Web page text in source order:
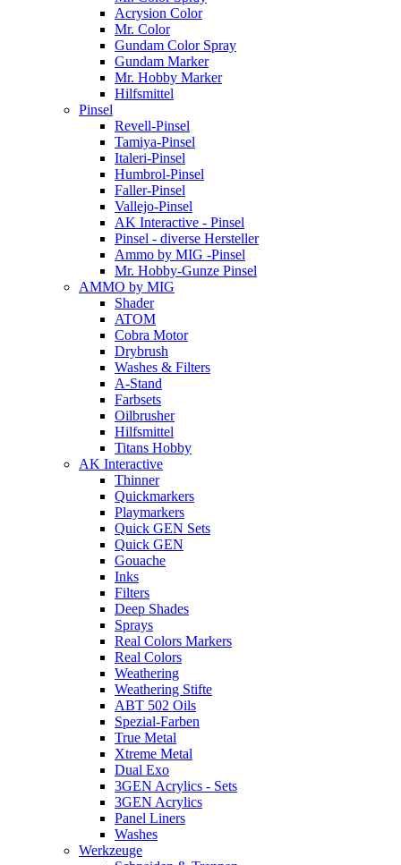
Acrysion Color
Mr. Color
Gundam Color Spray
Gundam Marker
Mr. Hobby Marker
Hilfsmittel
Pinsel
Revell-Pinsel
Tamiya-Pinsel
Italeri-Pinsel
Humbrol-Pinsel
Faller-Pinsel
Vallejo-Pinsel
AK Interactive - Pinsel
Pinsel - diverse Hersteller
Ammo by MIG -Pinsel
Mr. Hobby-Gunze Pinsel
AMMO by MIG
Shader
ATOM
Cobra Motor
Drybrush
Washes & Filters
A-Stand
Farbsets
Oilbrusher
Hilfsmittel
Titans Hobby
AK Interactive
Thinner
Quickmarkers
Playmarkers
Quick GEN Sets
Quick GEN
Gouache
Inks
Filters
Deep Shades
Sprays
Real Colors Markers
Real Colors
Weathering
Weathering Stifte
ABT 502 Oils
Spezial-Farben
True Metal
Xtreme Metal
Dual Exo
3GEN Acrylics - Sets
3GEN Acrylics
Panel Liners
Washes
Werkzeuge